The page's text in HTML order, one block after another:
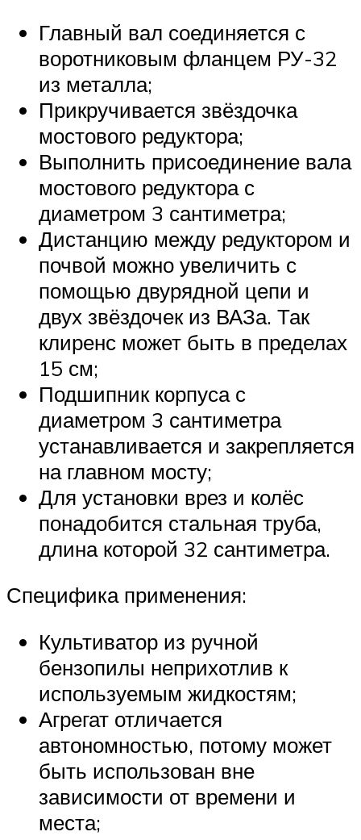
Главный вал соединяется с
воротниковым фланцем РУ-32
из металла;
Прикручивается звёздочка
мостового редуктора;
Выполнить присоединение вала
мостового редуктора с
диаметром 3 сантиметра;
Дистанцию между редуктором и
почвой можно увеличить с
помощью двурядной цепи и
двух звёздочек из ВАЗа. Так
клиренс может быть в пределах
15 см;
Подшипник корпуса с
диаметром 3 сантиметра
устанавливается и закрепляется
на главном мосту;
Для установки врез и колёс
понадобится стальная труба,
длина которой 32 сантиметра.
Специфика применения:
Культиватор из ручной
бензопилы неприхотлив к
используемым жидкостям;
Агрегат отличается
автономностью, потому может
быть использован вне
зависимости от времени и
места;